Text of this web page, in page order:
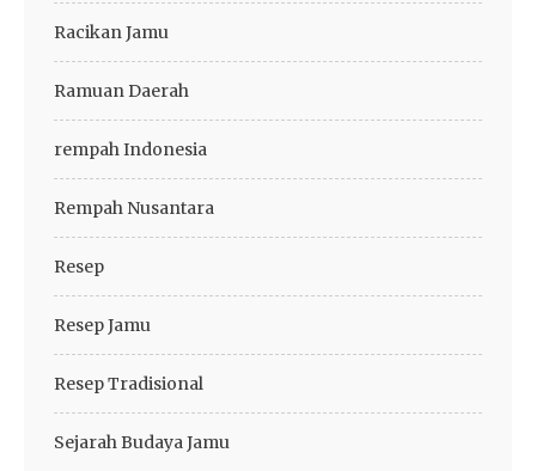
Racikan Jamu
Ramuan Daerah
rempah Indonesia
Rempah Nusantara
Resep
Resep Jamu
Resep Tradisional
Sejarah Budaya Jamu